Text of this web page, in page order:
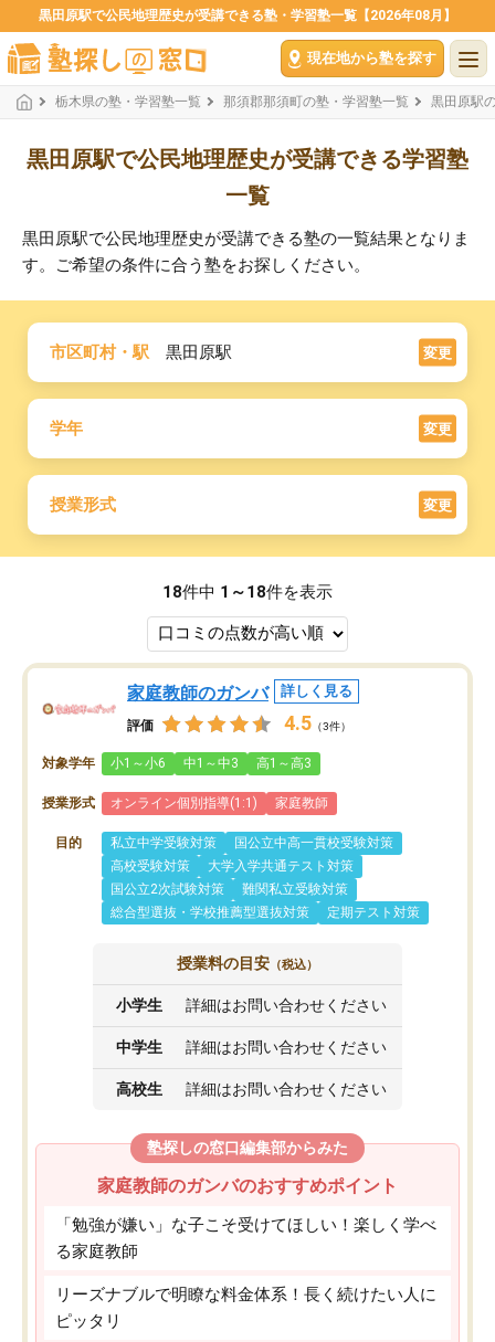
黒田原駅で公民地理歴史が受講できる塾・学習塾一覧【2026年08月】
現在地から塾を探す
栃木県の塾・学習塾一覧 那須郡那須町の塾・学習塾一覧 黒田原駅
黒田原駅で公民地理歴史が受講できる学習塾
一覧
黒田原駅で公民地理歴史が受講できる塾の一覧結果となりま
す。ご希望の条件に合う塾をお探しください。
市区町村・駅 黒田原駅 変更
学年 変更
授業形式 変更
18件中 1～18件を表示
家庭教師のガンバ 詳しく見る
評価 4.5 （3件）
対象学年 小1～小6 中1～中3 高1～高3
授業形式 オンライン個別指導(1:1) 家庭教師
目的 私立中学受験対策
国公立中高一貫校受験対策
高校受験対策
大学入学共通テスト対策
国公立2次試験対策
難関私立受験対策
総合型選抜・学校推薦型選抜対策
定期テスト対策
授業料の目安 （税込）
小学生 詳細はお問い合わせください
中学生 詳細はお問い合わせください
高校生 詳細はお問い合わせください
塾探しの窓口編集部からみた
家庭教師のガンバのおすすめポイント
「勉強が嫌い」な子こそ受けてほしい！楽しく学べ
る家庭教師
リーズナブルで明瞭な料金体系！長く続けたい人に
ピッタリ